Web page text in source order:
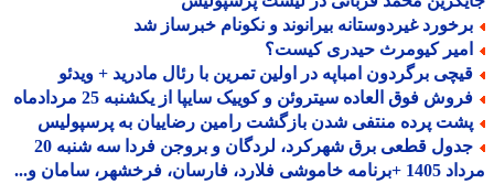
غیردوستانه بیرانوند و نکونام خبرساز شد
کیومرث حیدری کیست؟
برگردون امباپه در اولین تمرین با رئال مادرید + ویدئو
فوق العاده سیتروئن و کوییک سایپا از یکشنبه 25 مردادماه
پرده منتفی شدن بازگشت رامین رضاییان به پرسپولیس
جدول قطعی برق شهرکرد، لردگان و بروجن فردا سه شنبه 20
مرداد 1405 +برنامه خاموشی فلارد، فارسان، فرخشهر، سامان و...